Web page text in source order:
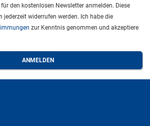
den kostenlosen Newsletter anmelden. Diese
jederzeit widerrufen werden. Ich habe die
zur Kenntnis genommen und akzeptiere